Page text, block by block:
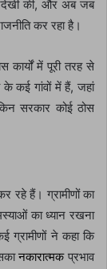
की, और अब जब
कर रहा है।
कार्यों में पूरी तरह से
कई गांवों में हैं, जहां
सरकार कोई ठोस
रहे हैं। ग्रामीणों का
का ध्यान रखना
ग्रामीणों ने कहा कि
नकारात्मकप्रभाव